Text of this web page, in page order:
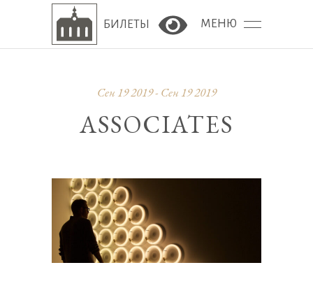
БИЛЕТЫ Версия сайта для
МЕНЮ
Сен 19 2019 - Сен 19 2019
ASSOCIATES